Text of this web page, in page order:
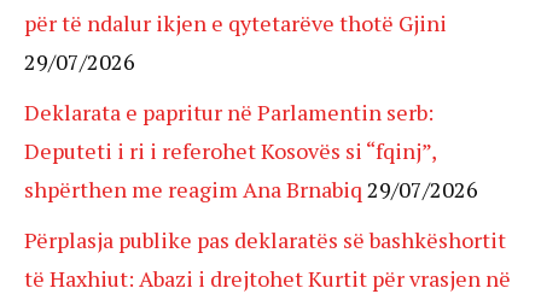
për të ndalur ikjen e qytetarëve thotë Gjini
29/07/2026
Deklarata e papritur në Parlamentin serb:
Deputeti i ri i referohet Kosovës si “fqinj”,
shpërthen me reagim Ana Brnabiq 29/07/2026
Përplasja publike pas deklaratës së bashkëshortit
të Haxhiut: Abazi i drejtohet Kurtit për vrasjen në